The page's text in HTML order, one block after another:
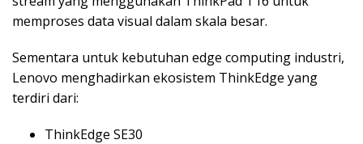
memproses data visual dalam skala besar.
Sementara untuk kebutuhan edge computing industri,
Lenovo menghadirkan ekosistem ThinkEdge yang
terdiri dari:
ThinkEdge SE30